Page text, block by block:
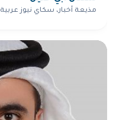
مذيعة أخبار، سكاي نيوز عربية